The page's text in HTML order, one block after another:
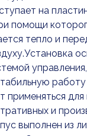
на
помощи
тепло и
работу
применяться для
и
выполнен из